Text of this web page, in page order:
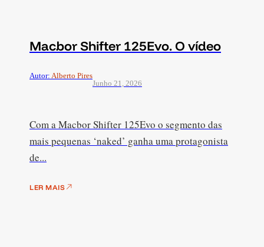
Macbor Shifter 125Evo. O vídeo
Autor: Alberto Pires
Junho 21, 2026
Com a Macbor Shifter 125Evo o segmento das
mais pequenas ‘naked’ ganha uma protagonista
de...
LER MAIS